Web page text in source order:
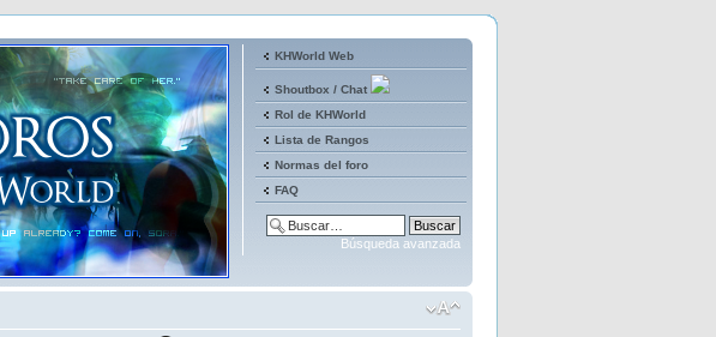
KHWorld Web
Shoutbox / Chat
Rol de KHWorld
Lista de Rangos
Normas del foro
FAQ
Búsqueda avanzada